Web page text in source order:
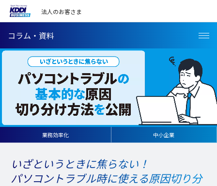
法人のお客さま
コラム・資料
業務効率化 中小企業
いざというときに焦らない！
パソコントラブル時に使える原因切り分